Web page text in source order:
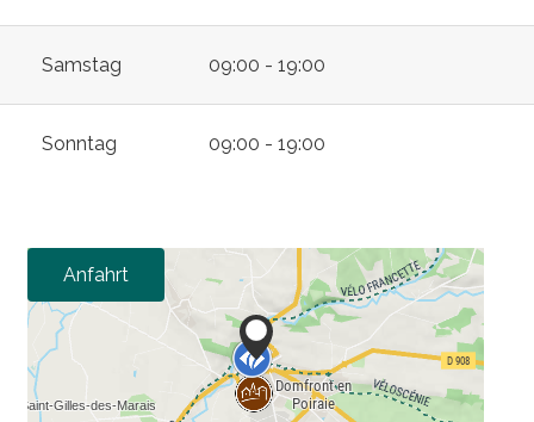
Samstag 09:00 - 19:00
Sonntag 09:00 - 19:00
Anfahrt